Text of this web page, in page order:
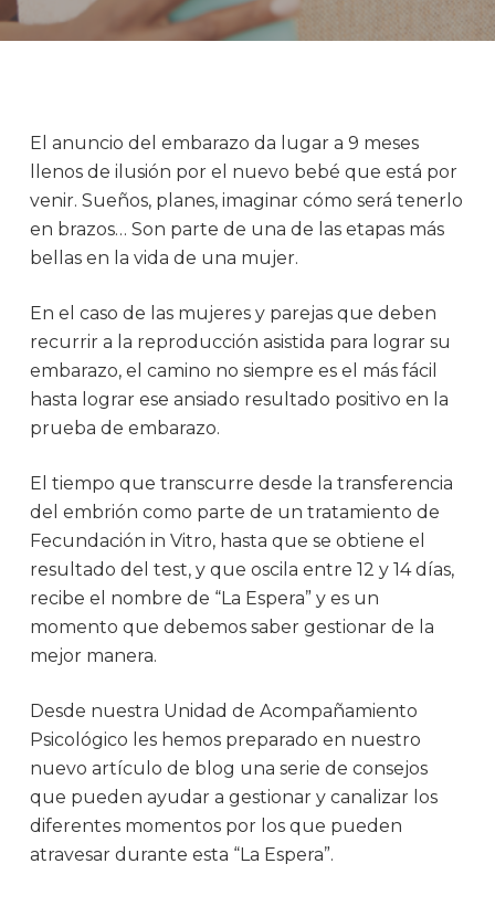
El anuncio del embarazo da lugar a 9 meses
llenos de ilusión por el nuevo bebé que está por
venir. Sueños, planes, imaginar cómo será tenerlo
en brazos… Son parte de una de las etapas más
bellas en la vida de una mujer.
En el caso de las mujeres y parejas que deben
recurrir a la reproducción asistida para lograr su
embarazo, el camino no siempre es el más fácil
hasta lograr ese ansiado resultado positivo en la
prueba de embarazo.
El tiempo que transcurre desde la transferencia
del embrión como parte de un tratamiento de
Fecundación in Vitro, hasta que se obtiene el
resultado del test, y que oscila entre 12 y 14 días,
recibe el nombre de “La Espera” y es un
momento que debemos saber gestionar de la
mejor manera.
Desde nuestra Unidad de Acompañamiento
Psicológico les hemos preparado en nuestro
nuevo artículo de blog una serie de consejos
que pueden ayudar a gestionar y canalizar los
diferentes momentos por los que pueden
atravesar durante esta “La Espera”.